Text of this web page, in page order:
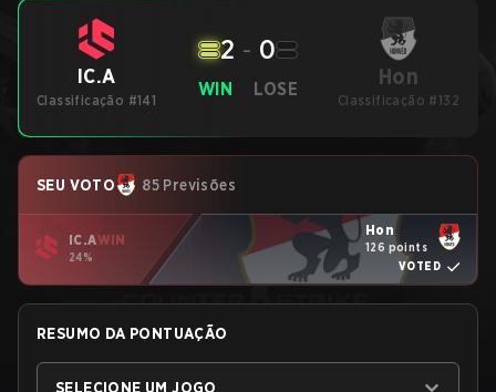
IC.A
Classificação #141
WIN
2 - 0
LOSE Hon
Classificação #132
SEU VOTO 85 Previsões
IC.AWIN
24%
Hon
126 points
VOTED
RESUMO DA PONTUAÇÃO
SELECIONE UM JOGO